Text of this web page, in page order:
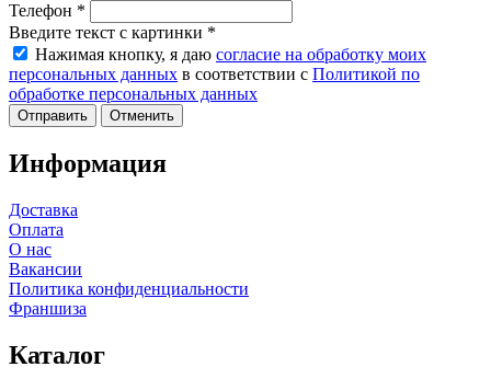
Телефон *
Введите текст с картинки *
Нажимая кнопку, я даю согласие на обработку моих
персональных данных в соответствии с Политикой по
обработке персональных данных
Отменить
Информация
Доставка
Оплата
О нас
Вакансии
Политика конфиденциальности
Франшиза
Каталог